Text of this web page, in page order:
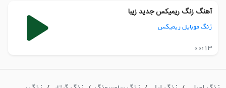
آهنگ زنگ ریمیکس جدید زیبا
زنگ موبایل ریمیکس
00:13